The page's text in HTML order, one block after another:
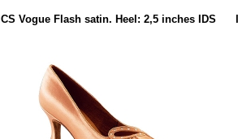
ICS Vogue Flash satin. Heel: 2,5 inches IDS